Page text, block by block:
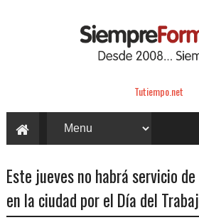
Tutiempo.net
Este jueves no habrá servicio
en la ciudad por el Día del